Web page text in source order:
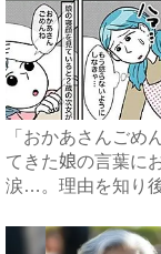
「おかあさんごめ
てきた娘の言葉に
涙…。理由を知り